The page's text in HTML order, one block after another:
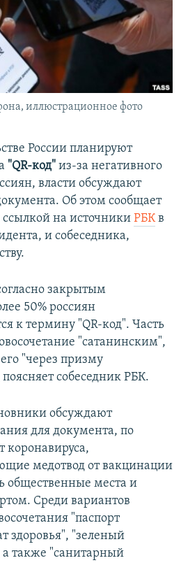
иллюстрационное фото
России планируют
"QR-код" из-за негативного
власти обсуждают
Об этом сообщает
ссылкой на источники РБКв
и собеседника,
закрытым
50% россиян
к термину "QR-код". Часть
"сатанинским",
"через призму
собеседник РБК.
обсуждают
для документа, по
коронавируса,
медотвод от вакцинации
общественные места и
Среди вариантов
"паспорт
здоровья", "зеленый
а также "санитарный